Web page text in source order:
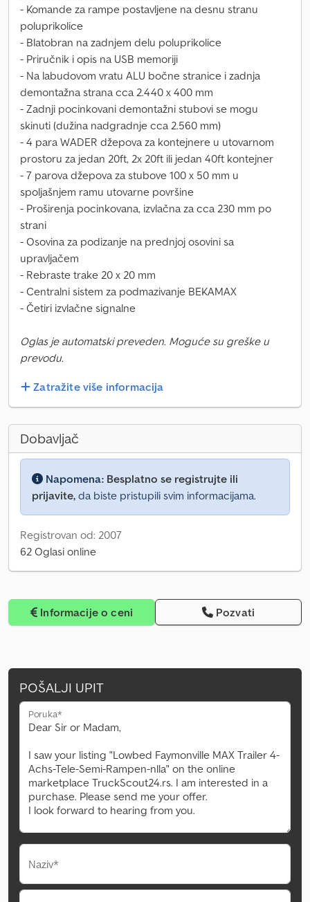
- Komande za rampe postavljene na desnu stranu
poluprikolice
- Blatobran na zadnjem delu poluprikolice
- Priručnik i opis na USB memoriji
- Na labudovom vratu ALU bočne stranice i zadnja
demontažna strana cca 2.440 x 400 mm
- Zadnji pocinkovani demontažni stubovi se mogu
skinuti (dužina nadgradnje cca 2.560 mm)
- 4 para WADER džepova za kontejnere u utovarnom
prostoru za jedan 20ft, 2x 20ft ili jedan 40ft kontejner
- 7 parova džepova za stubove 100 x 50 mm u
spoljašnjem ramu utovarne površine
- Proširenja pocinkovana, izvlačna za cca 230 mm po
strani
- Osovina za podizanje na prednjoj osovini sa
upravljačem
- Rebraste trake 20 x 20 mm
- Centralni sistem za podmazivanje BEKAMAX
- Četiri izvlačne signalne
Oglas je automatski preveden. Moguće su greške u
prevodu.
Zatražite više informacija
Dobavljač
Napomena: Besplatno se registrujte ili
prijavite, da biste pristupili svim informacijama.
Registrovan od: 2007
62 Oglasi online
Informacije o ceni Pozvati
POŠALJI UPIT
Poruka*
Naziv*